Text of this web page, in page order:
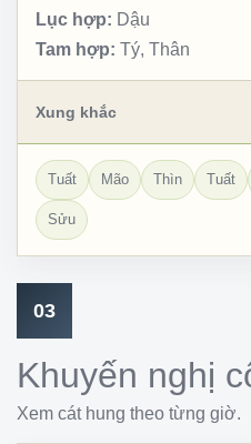
Lục hợp: Dậu
Tam hợp: Tý, Thân
Xung khắc
Tuất Mão Thìn Tuất
Sửu
03
Khuyến nghị
Xem cát hung theo từng giờ.